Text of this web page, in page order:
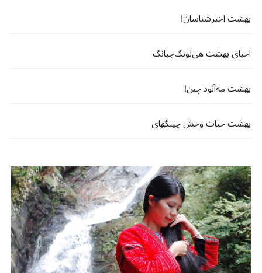
بهشت اخترشناسان!
احیای بهشت هی‌لونگ‌جیانگ
بهشت مه‌آلود چین!
بهشت حیات وحش چینگهای